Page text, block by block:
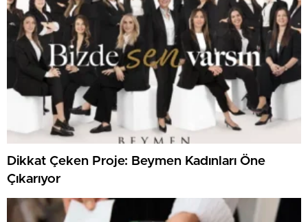
Dikkat Çeken Proje: Beymen Kadınları Öne
Çıkarıyor